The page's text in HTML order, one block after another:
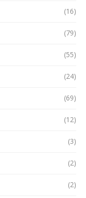
(16)
(79)
(55)
(24)
(69)
(12)
(3)
(2)
(2)